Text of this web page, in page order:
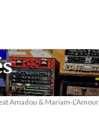
Amadou & Mariam-L’Amour